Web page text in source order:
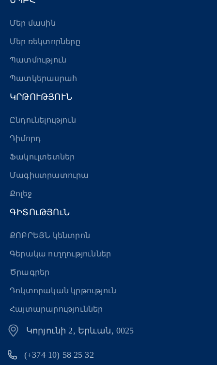
Մեր մասին
Մեր ռեկտորները
Պատմություն
Պատկերասրահ
ԿՐԹՈՒԹՅՈՒՆ
Ընդունելություն
Դիմորդ
Ֆակուլտետներ
Մագիստրատուրա
Քոլեջ
ԳԻՏՈւԹՅՈւՆ
ՔՈԲՐԵՅՆ կենտրոն
Գերակա ուղղություններ
Ծրագրեր
Դոկտորական կրթություն
Հայտարարություններ
Կորյունի 2, Երևան, 0025
(+374 10) 58 25 32